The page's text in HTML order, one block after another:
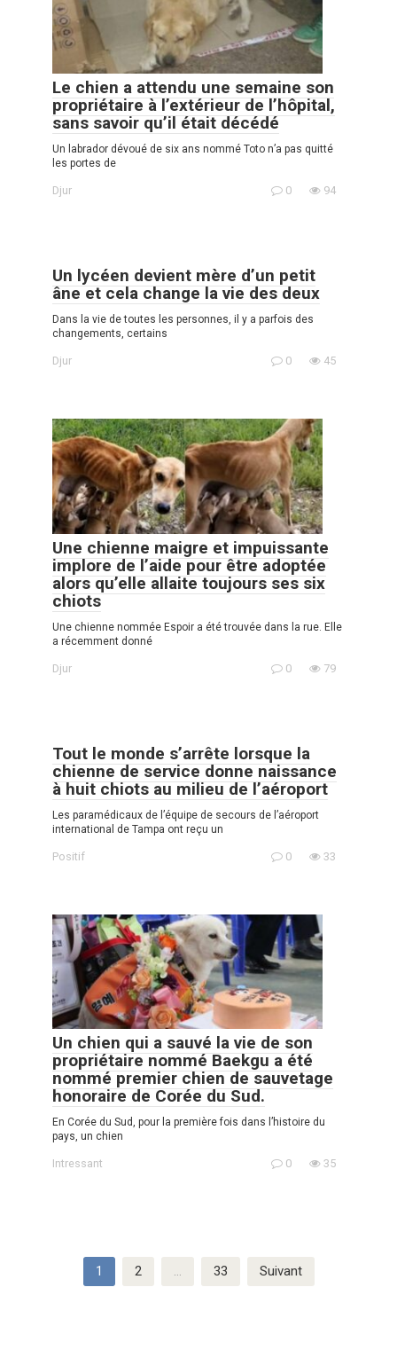
Le chien a attendu une semaine son
propriétaire à l’extérieur de l’hôpital,
sans savoir qu’il était décédé
Un labrador dévoué de six ans nommé Toto n’a pas quitté
les portes de
Djur 0 94
Un lycéen devient mère d’un petit
âne et cela change la vie des deux
Dans la vie de toutes les personnes, il y a parfois des
changements, certains
Djur 0 45
Une chienne maigre et impuissante
implore de l’aide pour être adoptée
alors qu’elle allaite toujours ses six
chiots
Une chienne nommée Espoir a été trouvée dans la rue. Elle
a récemment donné
Djur 0 79
Tout le monde s’arrête lorsque la
chienne de service donne naissance
à huit chiots au milieu de l’aéroport
Les paramédicaux de l’équipe de secours de l’aéroport
international de Tampa ont reçu un
Positif 0 33
Un chien qui a sauvé la vie de son
propriétaire nommé Baekgu a été
nommé premier chien de sauvetage
honoraire de Corée du Sud.
En Corée du Sud, pour la première fois dans l’histoire du
pays, un chien
Intressant 0 35
1 2 … 33 Suivant